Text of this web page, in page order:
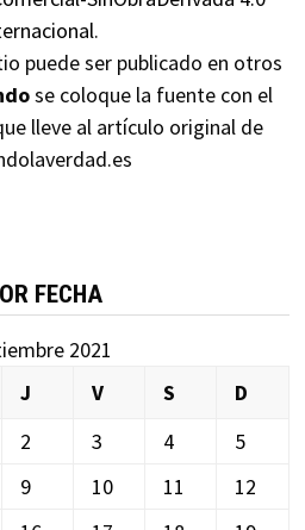
.
puede ser publicado en otros
se coloque la fuente con el
lleve al artículo original de
FECHA
2021
J V S
D
2 3 4
5
9 10 11
12